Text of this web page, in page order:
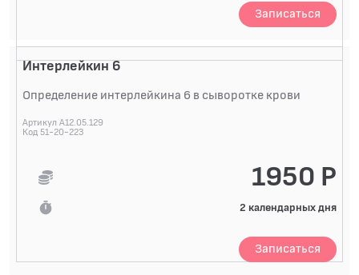
Записаться
Интерлейкин 6
Определение интерлейкина 6 в сыворотке крови
Артикул A12.05.129
Код 51-20-223
1950 Р
2 календарных дня
Записаться